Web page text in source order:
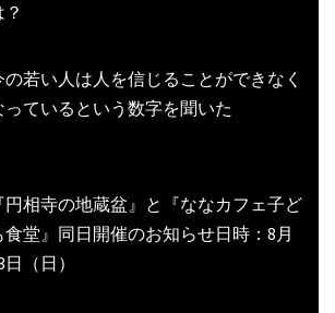
？
の若い人は人を信じることができなく
っているという数字を聞いた
円相寺の地蔵盆』と『ななカフェ子ど
食堂』同日開催のお知らせ日時：8月
日（日）